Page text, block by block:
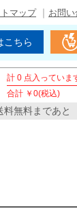
マップ お問
こちら
計 0 点入っていま
合計 ￥ 0(税込)
料無料まであ